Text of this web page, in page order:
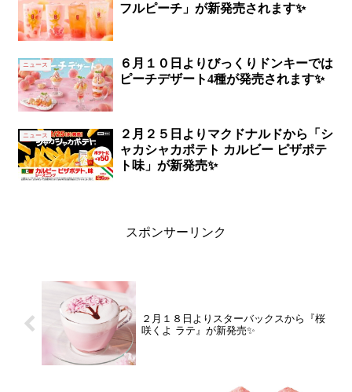
フルピーチ」が新発売されます✨
ニュース
６月１０日よりびっくりドンキーでは
ピーチデザート4種が発売されます✨
ニュース
２月２５日よりマクドナルドから「シ
ャカシャカポテト カルビー ピザポテ
ト味」が新発売✨
スポンサーリンク
２月１８日よりスターバックスから『桜
咲くよ ラテ』が新発売✨